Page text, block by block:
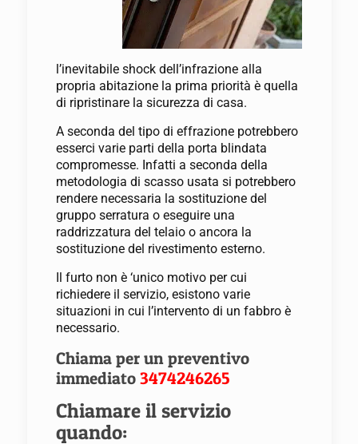
l’inevitabile shock dell’infrazione alla
propria abitazione la prima priorità è quella
di ripristinare la sicurezza di casa.
A seconda del tipo di effrazione potrebbero
esserci varie parti della porta blindata
compromesse. Infatti a seconda della
metodologia di scasso usata si potrebbero
rendere necessaria la sostituzione del
gruppo serratura o eseguire una
raddrizzatura del telaio o ancora la
sostituzione del rivestimento esterno.
Il furto non è ‘unico motivo per cui
richiedere il servizio, esistono varie
situazioni in cui l’intervento di un fabbro è
necessario.
Chiama per un preventivo
immediato 3474246265
Chiamare il servizio
quando: